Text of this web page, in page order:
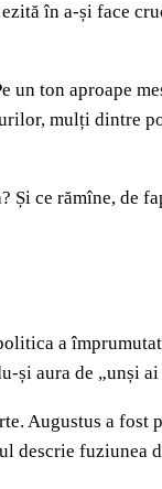
în a-și face
ton aproape
mulți dintre
ce rămîne, de
a
și aura de „unși
Augustus a
descrie